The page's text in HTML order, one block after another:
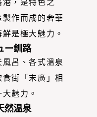
，是特色之
作而成的奢華
是極大魅力。
ー釧路
呂、各式溫泉
街「末廣」相
魅力。
然温泉